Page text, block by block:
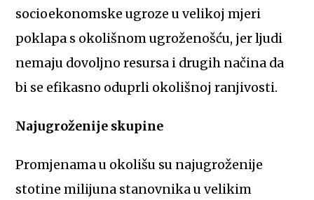
socioekonomske ugroze u velikoj mjeri
poklapa s okolišnom ugroženošću, jer ljudi
nemaju dovoljno resursa i drugih načina da
bi se efikasno oduprli okolišnoj ranjivosti.
Najugroženije skupine
Promjenama u okolišu su najugroženije
stotine milijuna stanovnika u velikim